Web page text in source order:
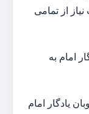
از تمامی
امام به
یادگار امام